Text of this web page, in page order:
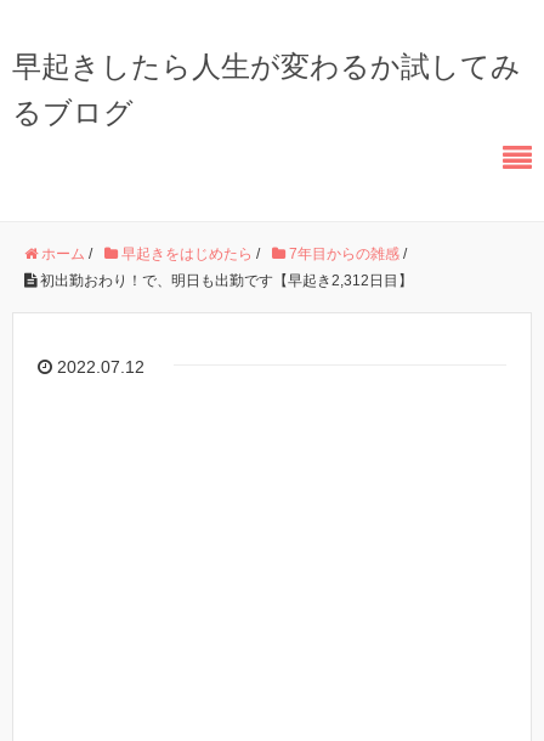
早起きしたら人生が変わるか試してみ
るブログ
ホーム / 早起きをはじめたら / 7年目からの雑感 /
初出勤おわり！で、明日も出勤です【早起き2,312日目】
2022.07.12